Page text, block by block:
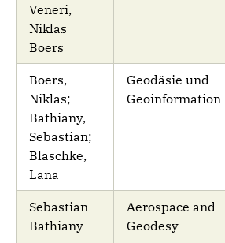
Veneri,
Niklas
Boers
Boers,
Niklas;
Bathiany,
Sebastian;
Blaschke,
Lana
Geodäsie und
Geoinformation
Sebastian
Bathiany
Aerospace and
Geodesy